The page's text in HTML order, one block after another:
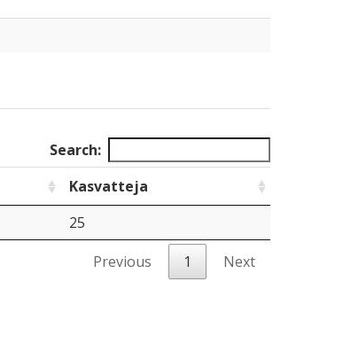
Search:
Kasvatteja
25
Previous 1 Next